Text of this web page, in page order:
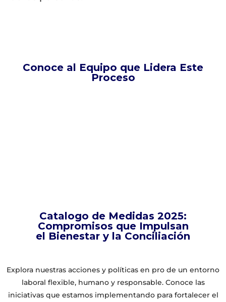
Conoce al Equipo que Lidera Este
Proceso
Catalogo de Medidas 2025:
Compromisos que Impulsan
el Bienestar y la Conciliación
Explora nuestras acciones y políticas en pro de un entorno
laboral flexible, humano y responsable. Conoce las
iniciativas que estamos implementando para fortalecer el